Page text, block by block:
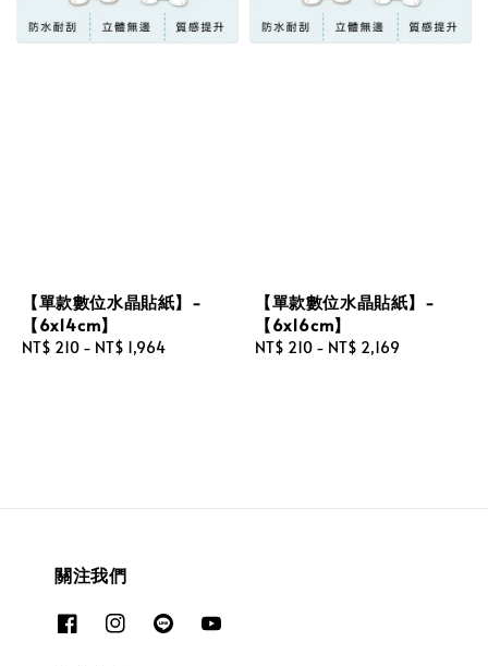
【單款數位水晶貼紙】-
【6x14cm】
Regular
NT$ 210 - NT$ 1,964
【單款數位水晶貼紙】-
【6x16cm】
Regular
NT$ 210 - NT$ 2,169
關注我們